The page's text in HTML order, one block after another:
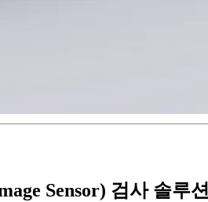
Sensor) 검사 솔루션